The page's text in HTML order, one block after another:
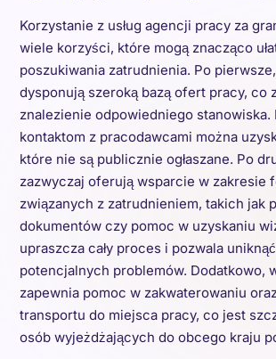
Korzystanie z usług agencji pracy za
wiele korzyści, które mogą znacząco
poszukiwania zatrudnienia. Po
dysponują szeroką bazą ofert pracy, co
znalezienie odpowiedniego stanowiska.
kontaktom z pracodawcami można
które nie są publicznie ogłaszane. Po
zazwyczaj oferują wsparcie w zakresie
związanych z zatrudnieniem, takich jak
dokumentów czy pomoc w uzyskaniu
upraszcza cały proces i pozwala
potencjalnych problemów. Dodatkowo,
zapewnia pomoc w zakwaterowaniu
transportu do miejsca pracy, co jest
osób wyjeżdżających do obcego kraju